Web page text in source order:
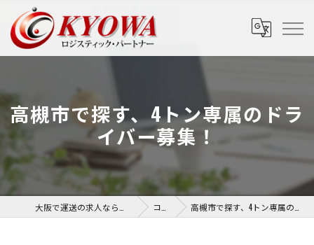
高槻市で探す、4トン専属のドラ
イバー募集！
コラム 高槻市で探す、4トン専属のドライバー募集！